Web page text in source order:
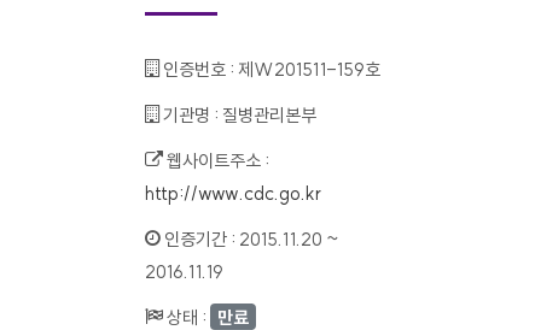
인증번호 : 제W201511-159호
기관명 : 질병관리본부
웹사이트주소 :
http://www.cdc.go.kr
인증기간 : 2015.11.20 ~
2016.11.19
상태 : 만료